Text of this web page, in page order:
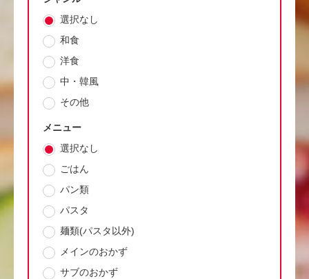
選択なし
和食
洋食
中・韓風
その他
メニュー
選択なし
ごはん
パン類
パスタ
麺類(パスタ以外)
メインのおかず
サブのおかず